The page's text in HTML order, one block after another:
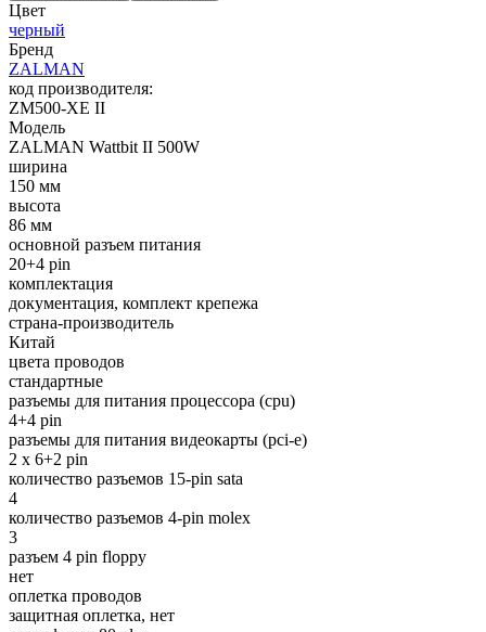
Цвет
черный
Бренд
ZALMAN
код производителя:
ZM500-XE II
Модель
ZALMAN Wattbit II 500W
ширина
150 мм
высота
86 мм
основной разъем питания
20+4 pin
комплектация
документация, комплект крепежа
страна-производитель
Китай
цвета проводов
стандартные
разъемы для питания процессора (cpu)
4+4 pin
разъемы для питания видеокарты (pci-e)
2 x 6+2 pin
количество разъемов 15-pin sata
4
количество разъемов 4-pin molex
3
разъем 4 pin floppy
нет
оплетка проводов
защитная оплетка, нет